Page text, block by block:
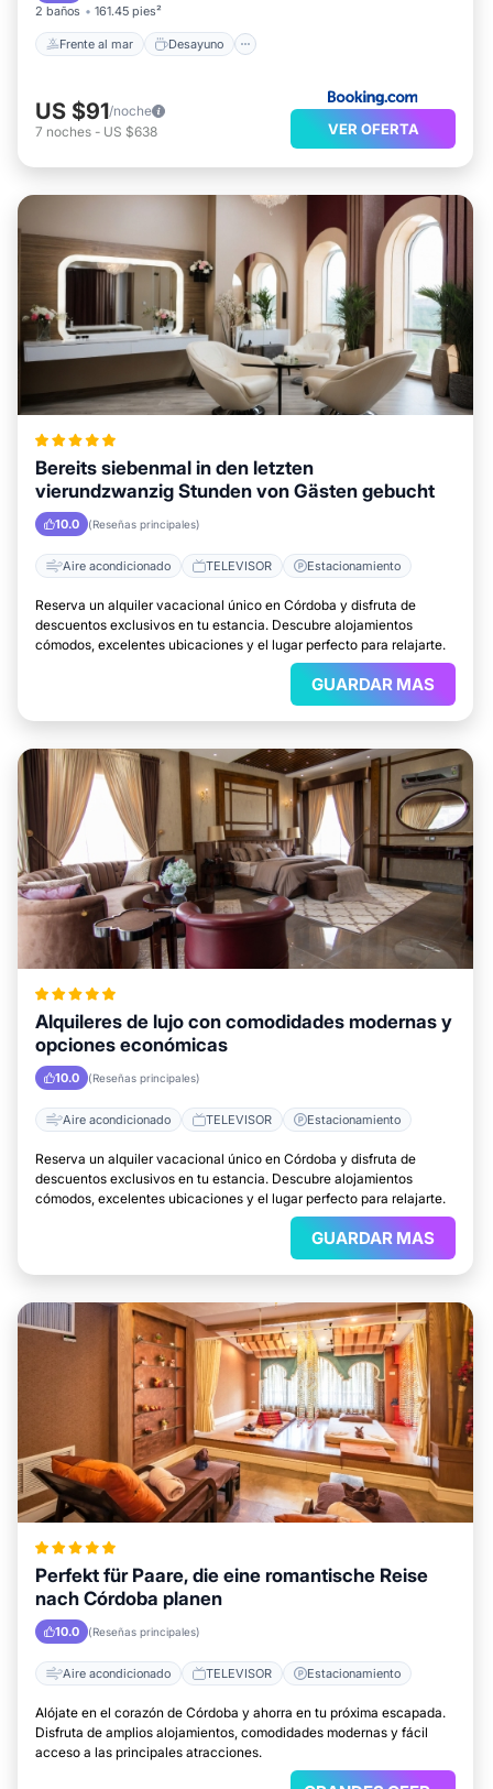
2 baños 161.45 pies²
Frente al mar Desayuno
US $91/noche
7 noches - US $638 VER OFERTA
Bereits siebenmal in den letzten
vierundzwanzig Stunden von Gästen gebucht
10.0 (Reseñas principales)
Aire acondicionado TELEVISOR Estacionamiento
Reserva un alquiler vacacional único en Córdoba y disfruta de
descuentos exclusivos en tu estancia. Descubre alojamientos
cómodos, excelentes ubicaciones y el lugar perfecto para relajarte.
GUARDAR MAS
Alquileres de lujo con comodidades modernas y
opciones económicas
10.0 (Reseñas principales)
Aire acondicionado TELEVISOR Estacionamiento
Reserva un alquiler vacacional único en Córdoba y disfruta de
descuentos exclusivos en tu estancia. Descubre alojamientos
cómodos, excelentes ubicaciones y el lugar perfecto para relajarte.
GUARDAR MAS
Perfekt für Paare, die eine romantische Reise
nach Córdoba planen
10.0 (Reseñas principales)
Aire acondicionado TELEVISOR Estacionamiento
Alójate en el corazón de Córdoba y ahorra en tu próxima escapada.
Disfruta de amplios alojamientos, comodidades modernas y fácil
acceso a las principales atracciones.